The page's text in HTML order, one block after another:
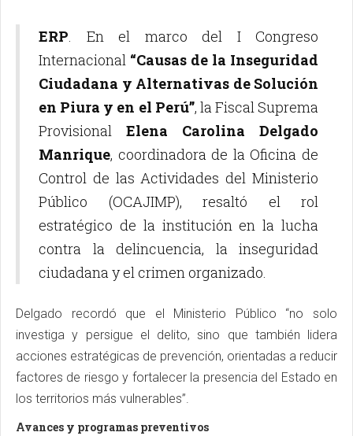
ERP. En el marco del I Congreso
Internacional “Causas de la Inseguridad
Ciudadana y Alternativas de Solución
en Piura y en el Perú”, la Fiscal Suprema
Provisional Elena Carolina Delgado
Manrique, coordinadora de la Oficina de
Control de las Actividades del Ministerio
Público (OCAJIMP), resaltó el rol
estratégico de la institución en la lucha
contra la delincuencia, la inseguridad
ciudadana y el crimen organizado.
Delgado recordó que el Ministerio Público “no solo
investiga y persigue el delito, sino que también lidera
acciones estratégicas de prevención, orientadas a reducir
factores de riesgo y fortalecer la presencia del Estado en
los territorios más vulnerables”.
Avances y programas preventivos